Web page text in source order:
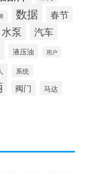
数据 春节
水泵 汽车
液压油 用户
系统
阀门 马达